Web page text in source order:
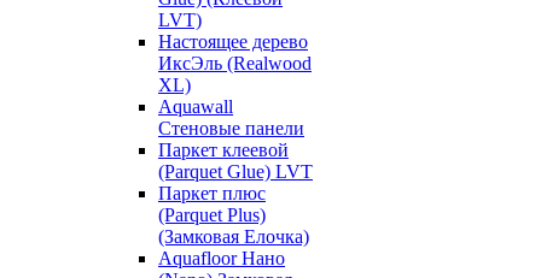
LVT)
Настоящее дерево
ИксЭль (Realwood
XL)
Aquawall
Стеновые панели
Паркет клеевой
(Parquet Glue) LVT
Паркет плюс
(Parquet Plus)
(Замковая Елочка)
Aquafloor Нано